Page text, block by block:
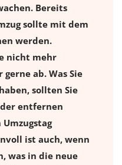
Bereits
sollte mit dem
werden.
nicht mehr
ab. Was Sie
sollten Sie
entfernen
Umzugstag
ist auch, wenn
was in die neue